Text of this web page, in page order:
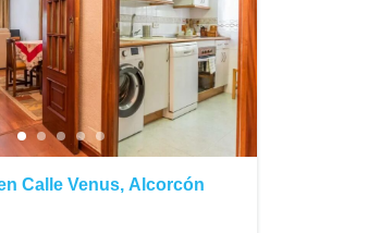
Calle Venus, Alcorcón